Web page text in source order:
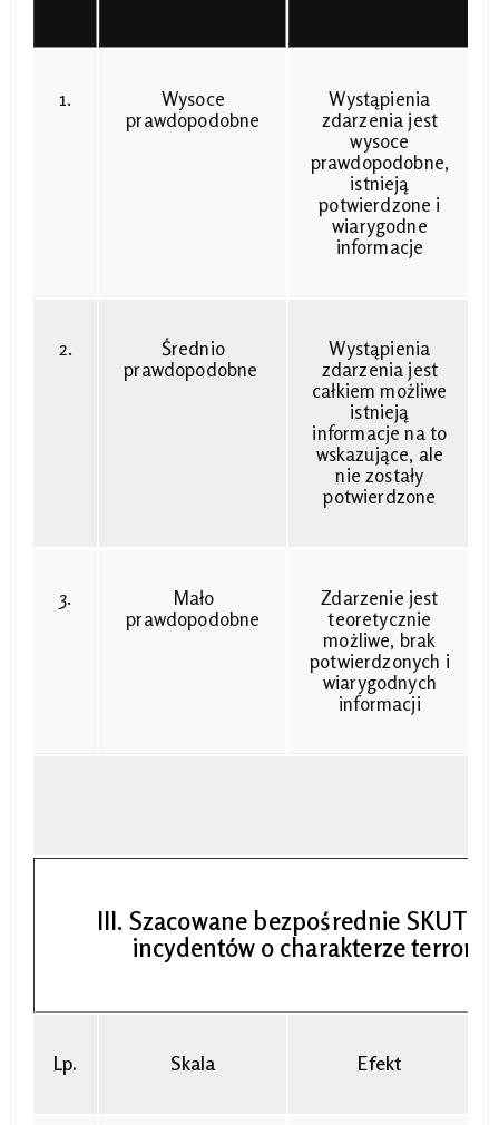
1.
Wysoce
prawdopodobne
Wystąpienia
zdarzenia jest
wysoce
prawdopodobne,
istnieją
potwierdzone i
wiarygodne
informacje
2.
Średnio
prawdopodobne
Wystąpienia
zdarzenia jest
całkiem możliwe
istnieją
informacje na to
wskazujące, ale
nie zostały
potwierdzone
3.
Mało
prawdopodobne
Zdarzenie jest
teoretycznie
możliwe, brak
potwierdzonych i
wiarygodnych
informacji
III. Szacowane bezpośrednie SKUTKI
incydentów o charakterze
Lp. Skala Efekt